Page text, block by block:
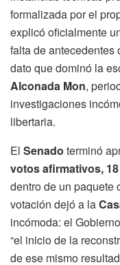
formalizada por el
explicó oficialmente
falta de antecedentes
dato que dominó la
Alconada Mon,
investigaciones
libertaria.
El Senado terminó
votos afirmativos,
dentro de un paquete
votación dejó a la
incómoda: el
“el inicio de la
de ese mismo